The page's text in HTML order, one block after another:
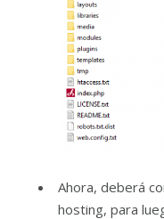
Ahora, deberá
hosting, para